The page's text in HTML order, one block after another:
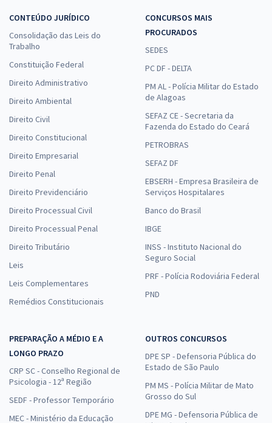
CONTEÚDO JURÍDICO
Consolidação das Leis do
Trabalho
Constituição Federal
Direito Administrativo
Direito Ambiental
Direito Civil
Direito Constitucional
Direito Empresarial
Direito Penal
Direito Previdenciário
Direito Processual Civil
Direito Processual Penal
Direito Tributário
Leis
Leis Complementares
Remédios Constitucionais
CONCURSOS MAIS
PROCURADOS
SEDES
PC DF - DELTA
PM AL - Polícia Militar do Estado
de Alagoas
SEFAZ CE - Secretaria da
Fazenda do Estado do Ceará
PETROBRAS
SEFAZ DF
EBSERH - Empresa Brasileira de
Serviços Hospitalares
Banco do Brasil
IBGE
INSS - Instituto Nacional do
Seguro Social
PRF - Polícia Rodoviária Federal
PND
PREPARAÇÃO A MÉDIO E A
LONGO PRAZO
CRP SC - Conselho Regional de
Psicologia - 12ª Região
SEDF - Professor Temporário
MEC - Ministério da Educação
OUTROS CONCURSOS
DPE SP - Defensoria Pública do
Estado de São Paulo
PM MS - Polícia Militar de Mato
Grosso do Sul
DPE MG - Defensoria Pública de